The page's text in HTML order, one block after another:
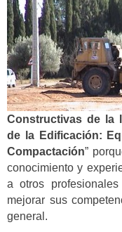
Constructivas de la
de la Edificación:
Compactación”
conocimiento y
a otros
mejorar sus
general.